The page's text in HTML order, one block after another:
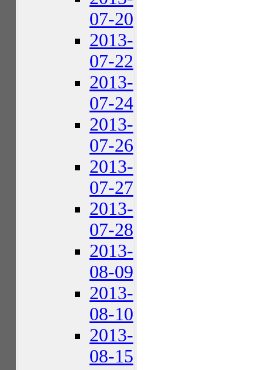
07-20
2013-
07-22
2013-
07-24
2013-
07-26
2013-
07-27
2013-
07-28
2013-
08-09
2013-
08-10
2013-
08-15